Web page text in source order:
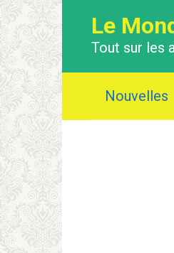
Le
Tout sur les
Nouvelles